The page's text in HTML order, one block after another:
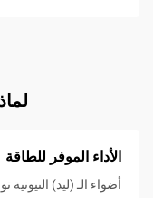
الأداء الموفر للطاقة
أضواء الـ (ليد)